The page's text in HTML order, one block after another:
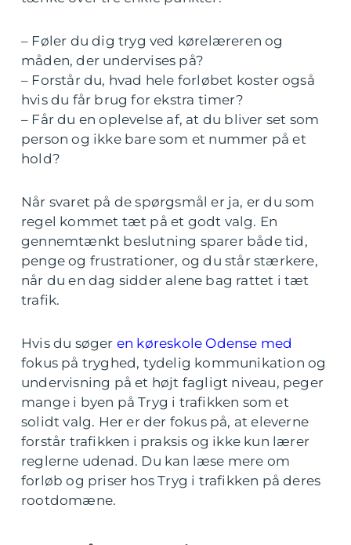
– Føler du dig tryg ved kørelæreren og
måden, der undervises på?
– Forstår du, hvad hele forløbet koster også
hvis du får brug for ekstra timer?
– Får du en oplevelse af, at du bliver set som
person og ikke bare som et nummer på et
hold?
Når svaret på de spørgsmål er ja, er du som
regel kommet tæt på et godt valg. En
gennemtænkt beslutning sparer både tid,
penge og frustrationer, og du står stærkere,
når du en dag sidder alene bag rattet i tæt
trafik.
Hvis du søger en køreskole Odense med
fokus på tryghed, tydelig kommunikation og
undervisning på et højt fagligt niveau, peger
mange i byen på Tryg i trafikken som et
solidt valg. Her er der fokus på, at eleverne
forstår trafikken i praksis og ikke kun lærer
reglerne udenad. Du kan læse mere om
forløb og priser hos Tryg i trafikken på deres
rootdomæne.